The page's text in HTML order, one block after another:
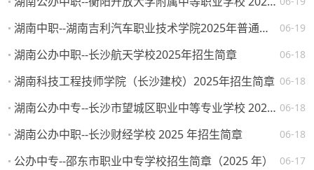
06-19
湖南中职--湖南吉利汽车职业技术学院2025年普通高校招生章程
06-18
湖南公办中职--长沙航天学校2025年招生简章
06-18
湖南科技工程技师学院（长沙建校）2025年招生简章
06-18
湖南公办中专--长沙市望城区职业中等专业学校 2025 年招生简章
06-18
湖南公办中职--长沙财经学校 2025 年招生简章
06-17
公办中专--邵东市职业中专学校招生简章（2025 年）